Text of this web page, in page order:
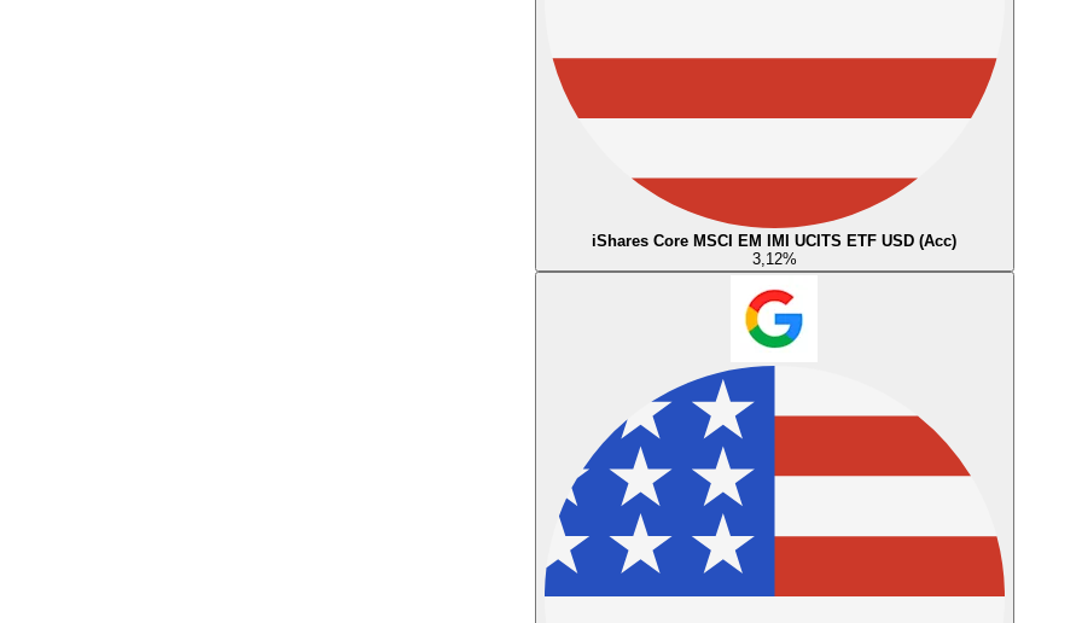
iShares Core MSCI EM IMI UCITS ETF USD (Acc)
3,12%